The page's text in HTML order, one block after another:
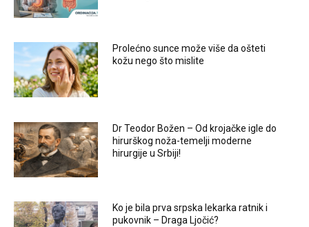
Prolećno sunce može više da ošteti
kožu nego što mislite
Dr Teodor Božen – Od krojačke igle do
hirurškog noža-temelji moderne
hirurgije u Srbiji!
Ko je bila prva srpska lekarka ratnik i
pukovnik – Draga Ljočić?